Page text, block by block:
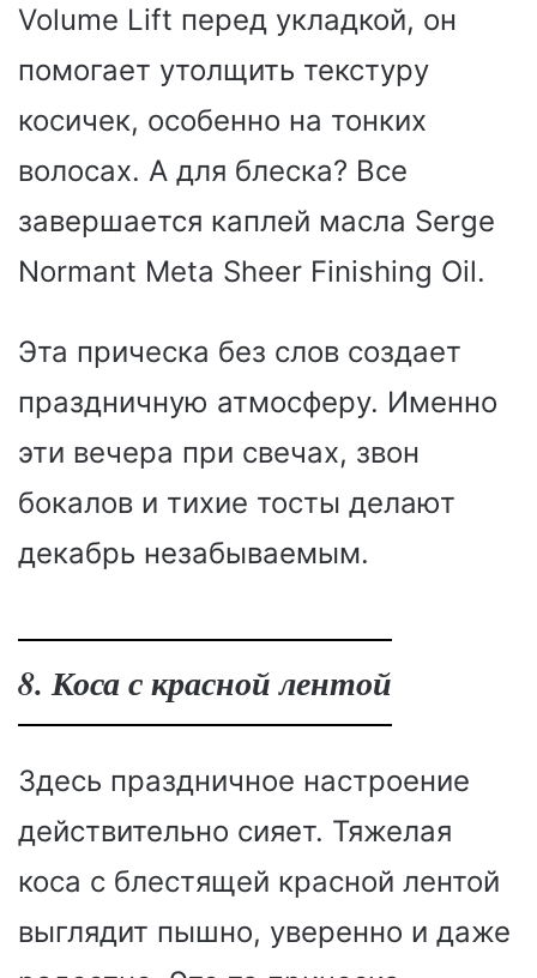
Volume Lift перед укладкой, он
помогает утолщить текстуру
косичек, особенно на тонких
волосах. А для блеска? Все
завершается каплей масла Serge
Normant Meta Sheer Finishing Oil.
Эта прическа без слов создает
праздничную атмосферу. Именно
эти вечера при свечах, звон
бокалов и тихие тосты делают
декабрь незабываемым.
8. Коса с красной лентой
Здесь праздничное настроение
действительно сияет. Тяжелая
коса с блестящей красной лентой
выглядит пышно, уверенно и даже